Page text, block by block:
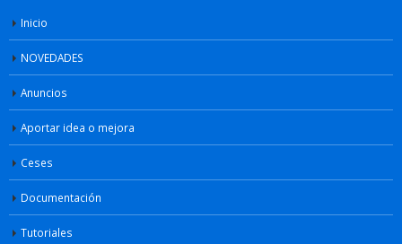
Inicio
NOVEDADES
Anuncios
Aportar idea o mejora
Ceses
Documentación
Tutoriales